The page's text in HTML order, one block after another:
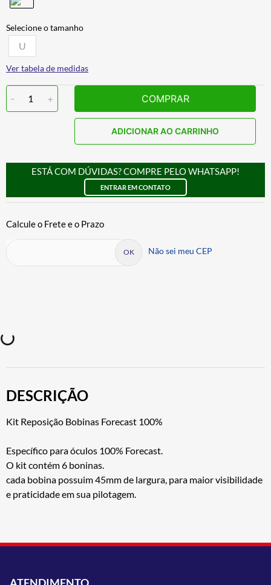
U
Ver tabela de medidas
- 1 + COMPRAR
ADICIONAR AO CARRINHO
ESTÁ COM DÚVIDAS? COMPRE PELO WHATSAPP!
ENTRAR EM CONTATO
Não sei meu CEP
DESCRIÇÃO
Kit Reposição Bobinas Forecast 100%
Específico para óculos 100% Forecast.
O kit contém 6 boninas.
cada bobina possuim 45mm de largura, para maior visibilidade
e praticidade em sua pilotagem.